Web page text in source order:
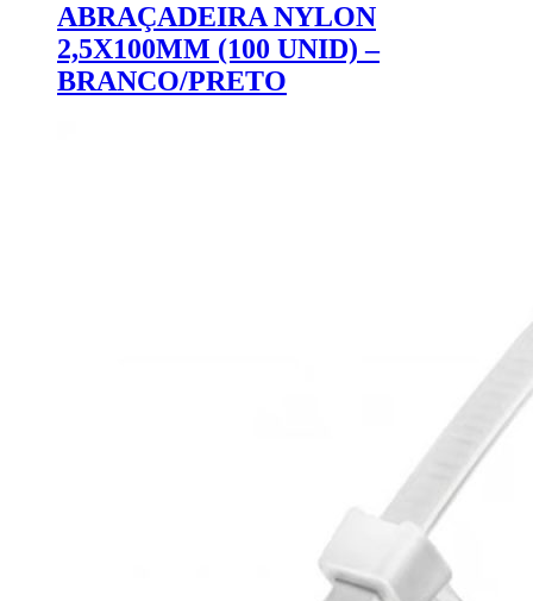
ABRAÇADEIRA NYLON
2,5X100MM (100 UNID) –
BRANCO/PRETO